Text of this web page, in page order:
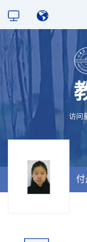
访问
付